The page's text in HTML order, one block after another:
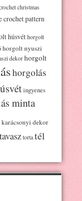
christmas
crochet pattern
húsvét horgolt
horgolt nyuszi
dekorhorgolt
horgolás
ingyenes
minta
karácsonyi dekor
tavasz torta tél